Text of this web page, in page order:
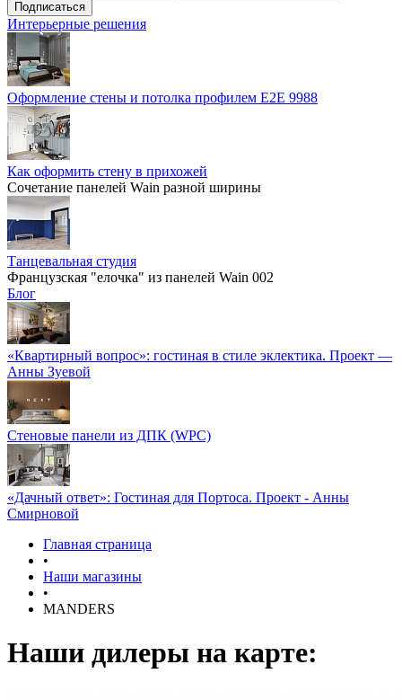
Интерьерные решения
Оформление стены и потолка профилем E2E 9988
Как оформить стену в прихожей
Сочетание панелей Wain разной ширины
Танцевальная студия
Французская "елочка" из панелей Wain 002
Блог
«Квартирный вопрос»: гостиная в стиле эклектика. Проект —
Анны Зуевой
Стеновые панели из ДПК (WPC)
«Дачный ответ»: Гостиная для Портоса. Проект - Анны
Смирновой
Главная страница
•
Наши магазины
•
MANDERS
Наши дилеры на карте: